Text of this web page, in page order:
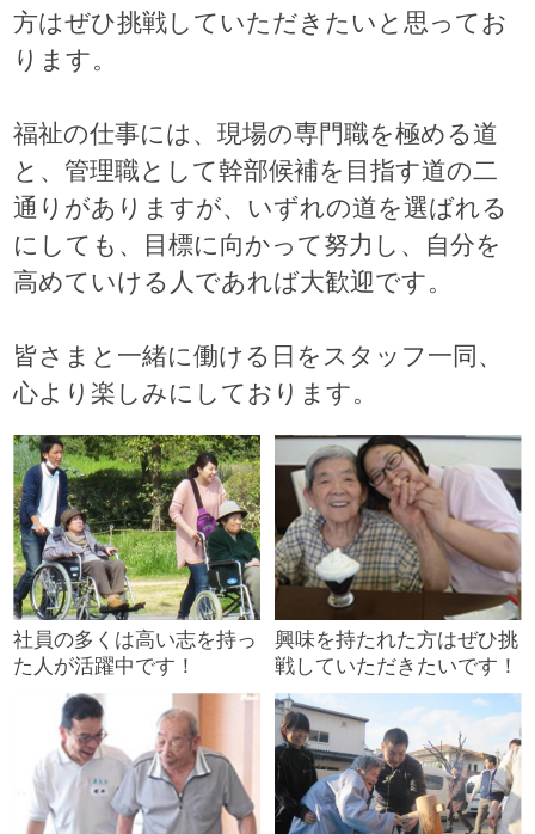
方はぜひ挑戦していただきたいと思ってお
ります。
福祉の仕事には、現場の専門職を極める道
と、管理職として幹部候補を目指す道の二
通りがありますが、いずれの道を選ばれる
にしても、目標に向かって努力し、自分を
高めていける人であれば大歓迎です。
皆さまと一緒に働ける日をスタッフ一同、
心より楽しみにしております。
社員の多くは高い志を持っ
た人が活躍中です！
興味を持たれた方はぜひ挑
戦していただきたいです！